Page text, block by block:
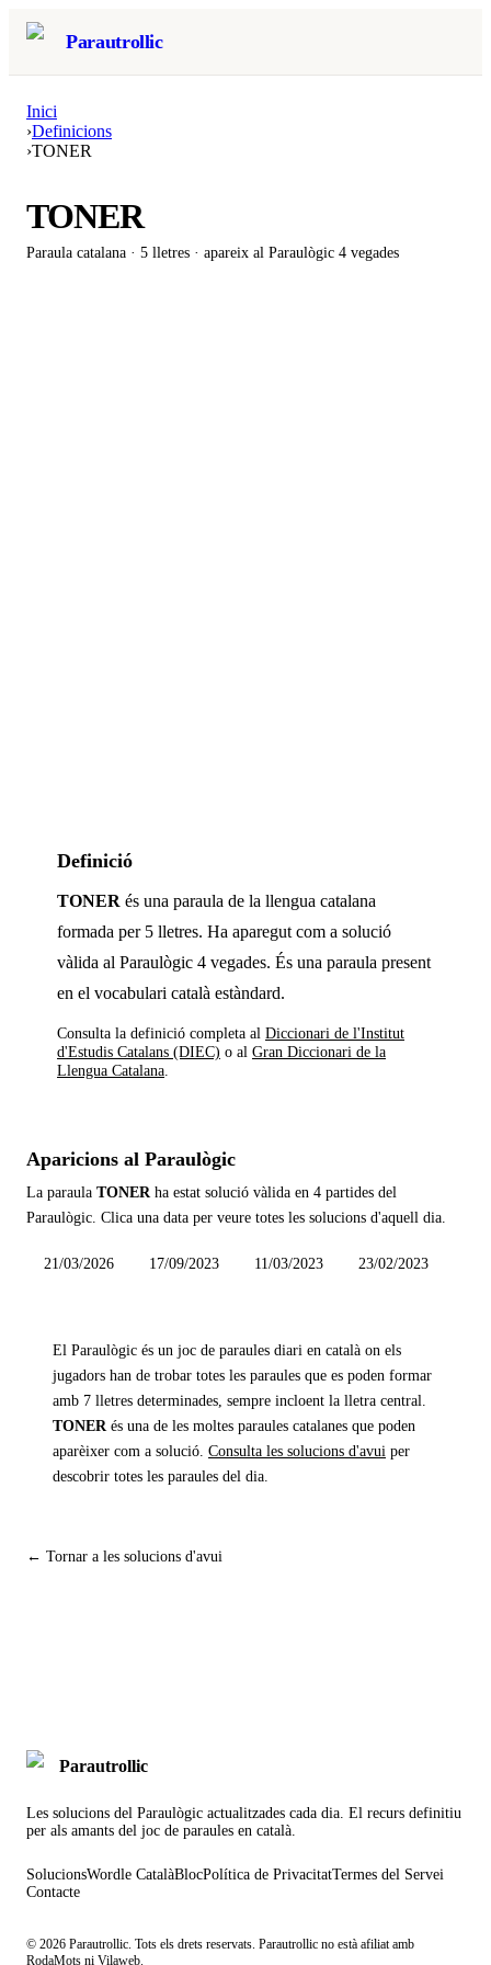
Parautrollic
Inici
›Definicions
›TONER
TONER
Paraula catalana · 5 lletres · apareix al Paraulògic 4 vegades
Definició
TONER és una paraula de la llengua catalana
formada per 5 lletres. Ha aparegut com a solució
vàlida al Paraulògic 4 vegades. És una paraula present
en el vocabulari català estàndard.
Consulta la definició completa al Diccionari de l'Institut
d'Estudis Catalans (DIEC) o al Gran Diccionari de la
Llengua Catalana
Aparicions al Paraulògic
La paraula TONER ha estat solució vàlida en 4 partides del
Paraulògic. Clica una data per veure totes les solucions d'aquell dia.
21/03/2026 17/09/2023 11/03/2023 23/02/2023
El Paraulògic és un joc de paraules diari en català on els
jugadors han de trobar totes les paraules que es poden formar
amb 7 lletres determinades, sempre incloent la lletra central.
TONER és una de les moltes paraules catalanes que poden
aparèixer com a solució. Consulta les solucions d'avui per
descobrir totes les paraules del dia.
← Tornar a les solucions d'avui
Parautrollic
Les solucions del Paraulògic actualitzades cada dia. El recurs definitiu
per als amants del joc de paraules en català.
SolucionsWordle CatalàBlocPolítica de PrivacitatTermes del Servei
Contacte
© 2026 Parautrollic. Tots els drets reservats. Parautrollic no està afiliat amb
RodaMots ni Vilaweb.